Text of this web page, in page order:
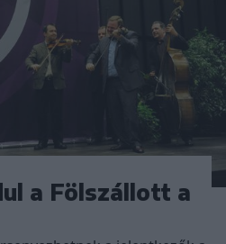
a Fölszállott a